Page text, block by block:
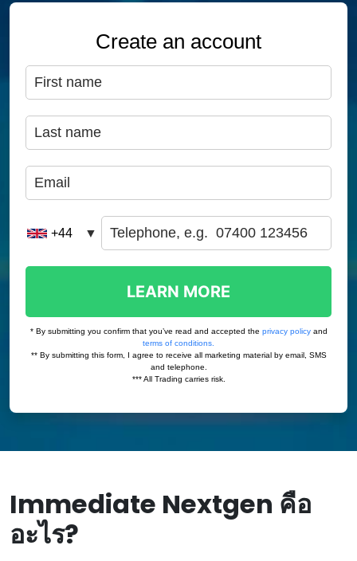
Immediate Nextgen คือ
อะไร?